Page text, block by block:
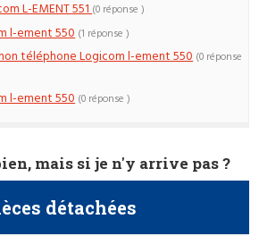
L-EMENT 551(0 réponse )
l-ement 550 (1 réponse )
téléphone Logicom l-ement 550 (0 réponse
l-ement 550 (0 réponse )
mais si je n'y arrive pas ?
détachées